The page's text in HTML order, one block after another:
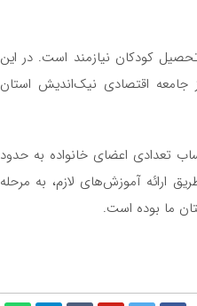
کودکان نیازمند است. در این
جامعه اقتصادی نیک‌اندیش استان
احتساب تعدادی اعضای خانواده به حدود
امسال تاکنون 8هزار خانواده را از طریق ارائه آموزش‌های لازم، به مرحله
ما بوده است.